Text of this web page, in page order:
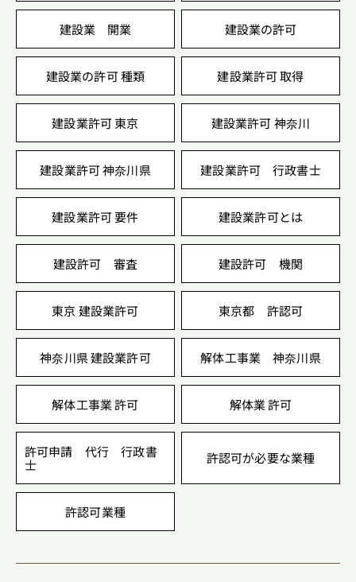
建設業 開業 建設業の許可
建設業の許可 種類 建設業許可 取得
建設業許可 東京 建設業許可 神奈川
建設業許可 神奈川県 建設業許可 行政書士
建設業許可 要件 建設業許可とは
建設許可 審査 建設許可 機関
東京 建設業許可 東京都 許認可
神奈川県 建設業許可 解体工事業 神奈川県
解体工事業 許可 解体業 許可
許可申請 代行 行政書
士
許認可が必要な業種
許認可業種